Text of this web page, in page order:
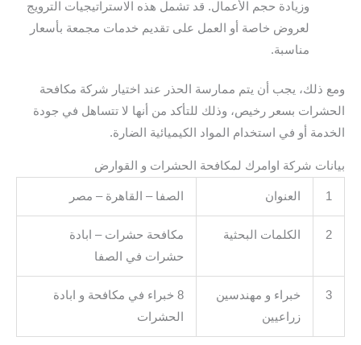
وزيادة حجم الأعمال. قد تشمل هذه الاستراتيجيات الترويج
لعروض خاصة أو العمل على تقديم خدمات مجمعة بأسعار
مناسبة.
ومع ذلك، يجب أن يتم ممارسة الحذر عند اختيار شركة مكافحة
الحشرات بسعر رخيص، وذلك للتأكد من أنها لا تتساهل في جودة
الخدمة أو في استخدام المواد الكيميائية الضارة.
بيانات شركة اوامرك لمكافحة الحشرات و القوارض
1 العنوان الصفا – القاهرة – مصر
2 الكلمات البحثية
مكافحة حشرات – ابادة
حشرات في الصفا
3
خبراء و مهندسين
زراعيين
8 خبراء في مكافحة و ابادة
الحشرات